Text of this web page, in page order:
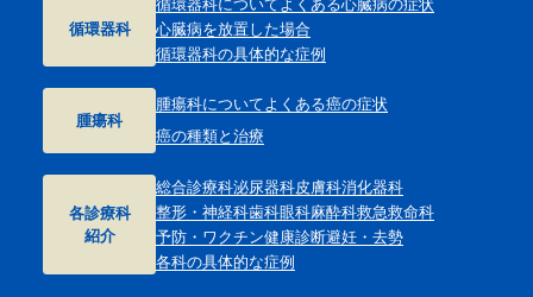
循環器科
循環器科について よくある心臓病の症状
心臓病を放置した場合
循環器科の具体的な症例
腫瘍科
腫瘍科について よくある癌の症状
癌の種類と治療
各診療科
紹介
総合診療科泌尿器科皮膚科消化器科
整形・神経科歯科眼科麻酔科救急救命科
予防・ワクチン健康診断避妊・去勢
各科の具体的な症例